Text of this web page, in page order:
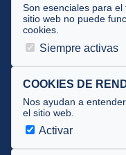
Tecnificación
JUECES Y OFICIALES
Documentos
Cursos
Circulares oficiales
Convocatorias y
Son esenciales para
sitio web no puede
cookies.
Siempre activas
COOKIES DE
Nos ayudan a
el sitio web.
Activar